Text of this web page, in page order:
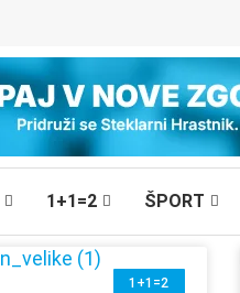
1+1=2 ŠPORT
1+1=2